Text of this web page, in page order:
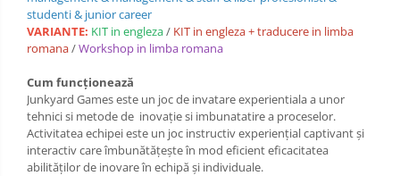
studenti & junior career
VARIANTE: KIT in engleza/ KIT in engleza + traducere in limba
romana/Workshop in limba romana
Cum funcționează
Junkyard Games este un joc de invatare experientiala a unor
tehnici si metode de inovație si imbunatatire a proceselor.
Activitatea echipei este un joc instructiv experiențial captivant și
interactiv care îmbunătățește în mod eficient eficacitatea
abilităților de inovare în echipă și individuale.